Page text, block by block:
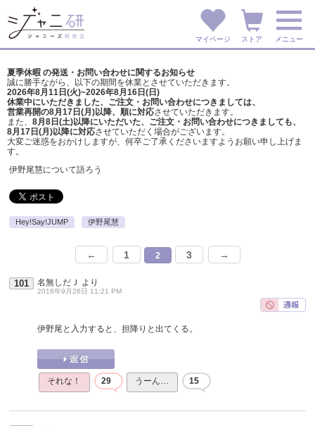
マイページ ストア メニュー
夏季休暇 の発送・お問い合わせに関するお知らせ
誠に勝手ながら、以下の期間を休業とさせていただきます。
2026年8月11日(火)~2026年8月16日(日)
休業中にいただきました、ご注文・お問い合わせにつきましては、
営業再開の8月17日(月)以降、順に対応させていただきます。
また、 8月8日(土)以降にいただいた、ご注文・ お問い合わせにつきましても、
8月17日(月)以降に対応させていただく場合がございます。
大変ご迷惑をおかけしますが、 何卒ご了承くださいますようお願い申し上げま
す。
伊野尾慧について語ろう
Hey!Say!JUMP 伊野尾慧
← 1 2 3 →
101 名無しだＪ より
2016年9月26日 11:21 PM
伊野尾と入力すると、担降りと出てくる。
それな！ 29 うーん… 15